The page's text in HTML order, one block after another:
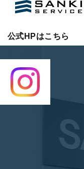
公式HPはこちら